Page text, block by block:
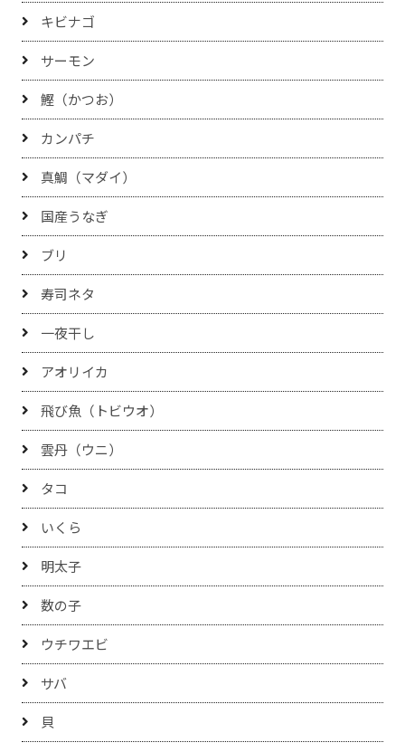
キビナゴ
サーモン
鰹（かつお）
カンパチ
真鯛（マダイ）
国産うなぎ
ブリ
寿司ネタ
一夜干し
アオリイカ
飛び魚（トビウオ）
雲丹（ウニ）
タコ
いくら
明太子
数の子
ウチワエビ
サバ
貝